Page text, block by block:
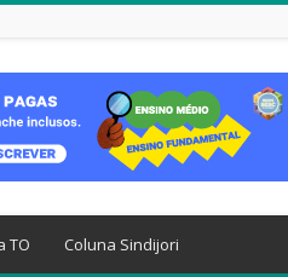
TO Coluna Sindijori